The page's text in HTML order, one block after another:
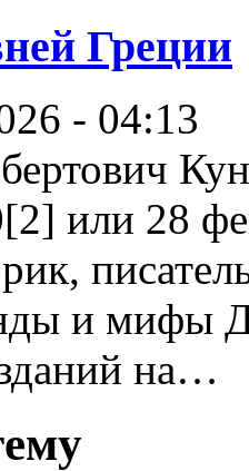
Греции
- 04:13
или 28
и мифы
на…